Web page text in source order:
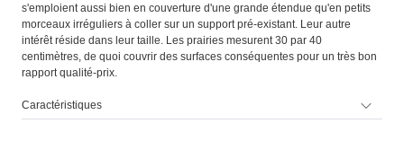
s'emploient aussi bien en couverture d'une grande étendue qu'en petits
morceaux irréguliers à coller sur un support pré-existant. Leur autre
intérêt réside dans leur taille. Les prairies mesurent 30 par 40
centimètres, de quoi couvrir des surfaces conséquentes pour un très bon
rapport qualité-prix.
Caractéristiques